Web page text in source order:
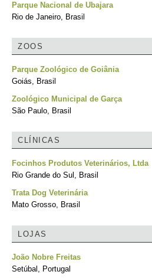
Parque Nacional de Ubajara
Rio de Janeiro, Brasil
ZOOS
Parque Zoológico de Goiânia
Goiás, Brasil
Zoológico Municipal de Garça
São Paulo, Brasil
CLÍNICAS
Focinhos Produtos Veterinários, Ltda
Rio Grande do Sul, Brasil
Trata Dog Veterinária
Mato Grosso, Brasil
LOJAS
João Nobre Freitas
Setúbal, Portugal